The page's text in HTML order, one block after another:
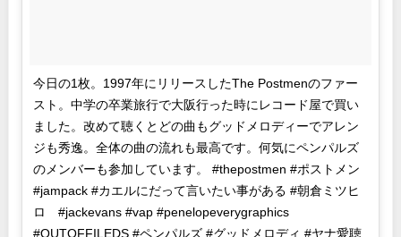
今日の1枚。1997年にリリースしたThe Postmenのファー
スト。中学の卒業旅行で大阪行った時にレコード屋で買い
ました。改めて聴くとどの曲もグッドメロディーでアレン
ジも秀逸。全体の曲の流れも最高です。何気にペンパルズ
のメンバーも参加しています。 #thepostmen #ポストメン
#jampack #カエルにだって言いたい事がある #朝倉ミツヒ
ロ #jackevans #vap #penelopeverygraphics
#OUTOFFILEDS #ペンパルズ #グッドメロディ #ヤナ愛聴